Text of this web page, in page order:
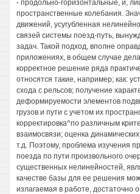
- продольно-горизонтальные, и,
пространственные колебания.
движений, усугубленная
связей системы поезд-путь,
задач. Такой подход, вполне
приложениях, в общем случае
корректное решение ряда
относятся такие, например; как:
схода с рельсов; получение
деформируемости элементов
грузов и пути с учетом их
корректировка^по различным
взаимосвязи; оценка
т.д. Поэтому, проблема изучения
поезда по пути произвольного
существенных нелинейностей,
качестве базы для ее решения
излагаемая в работе, достаточно